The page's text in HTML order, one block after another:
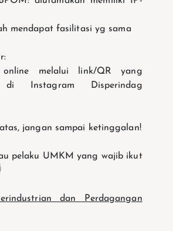
mendapat fasilitasi yg sama
melalui link/QR yang
di Instagram Disperindag
jangan sampai ketinggalan!
pelaku UMKM yang wajib ikut
dan Perdagangan